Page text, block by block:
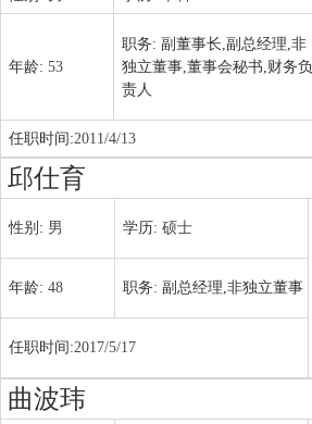
年龄: 53
职务: 副董事长,副总经理,非
独立董事,董事会秘书,财务负
责人
任职时间:2011/4/13
邱仕育
性别: 男 学历: 硕士
年龄: 48 职务: 副总经理,非独立董事
任职时间:2017/5/17
曲波玮